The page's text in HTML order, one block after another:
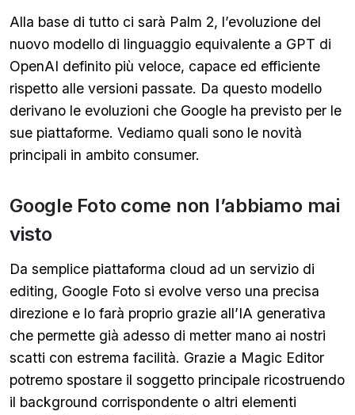
Alla base di tutto ci sarà Palm 2, l’evoluzione del
nuovo modello di linguaggio equivalente a GPT di
OpenAI definito più veloce, capace ed efficiente
rispetto alle versioni passate. Da questo modello
derivano le evoluzioni che Google ha previsto per le
sue piattaforme. Vediamo quali sono le novità
principali in ambito consumer.
Google Foto come non l’abbiamo mai
visto
Da semplice piattaforma cloud ad un servizio di
editing, Google Foto si evolve verso una precisa
direzione e lo farà proprio grazie all’IA generativa
che permette già adesso di metter mano ai nostri
scatti con estrema facilità. Grazie a Magic Editor
potremo spostare il soggetto principale ricostruendo
il background corrispondente o altri elementi